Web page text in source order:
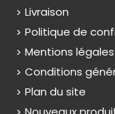
Livraison
Politique de
Mentions légales
Conditions
Plan du site